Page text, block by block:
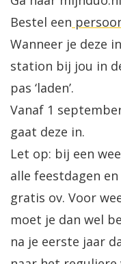
Bestel een
Wanneer je deze
station bij jou in
pas ‘laden’.
Vanaf 1
gaat deze in.
Let op: bij een
alle feestdagen
gratis ov. Voor
moet je dan wel
na je eerste jaar